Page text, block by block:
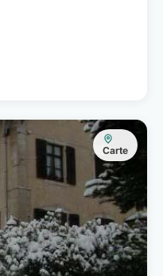
Carte